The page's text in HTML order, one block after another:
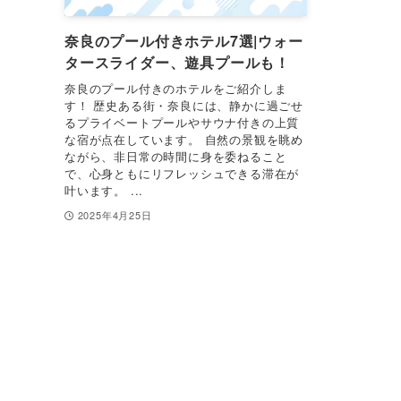
奈良のプール付きホテル7選|ウォー
タースライダー、遊具プールも！
奈良のプール付きのホテルをご紹介しま
す！ 歴史ある街・奈良には、静かに過ごせ
るプライベートプールやサウナ付きの上質
な宿が点在しています。 自然の景観を眺め
ながら、非日常の時間に身を委ねること
で、心身ともにリフレッシュできる滞在が
叶います。 ...
2025年4月25日